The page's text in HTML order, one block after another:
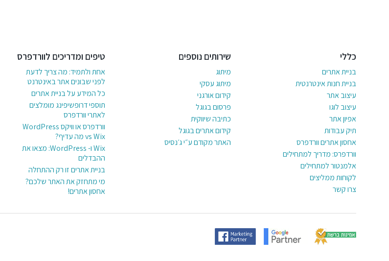
כללי
בניית אתרים
בניית חנות אינטרנטית
עיצוב אתר
עיצוב לוגו
אפיון אתר
תיק עבודות
אחסון אתרים וורדפרס
וורדפרס: מדריך למתחילים
אלמנטור למתחילים
לקוחות ממליצים
צרו קשר
שירותים נוספים
מיתוג
מיתוג עסקי
קידום אורגני
פרסום בגוגל
כתיבה שיווקית
קידום אתרים בגוגל
האתר מקודם ע״י ג׳נסיס
טיפים ומדריכים לוורדפרס
אחת ולתמיד: מה צריך לדעת
לפני שבונים אתר באינטרנט
כל המידע על בניית אתרים
תוספי דרופשיפינג מומלצים
לאתרי וורדפרס
וורדפרס או וויקס WordPress
vs Wix מה עדיף?
Wix ו- WordPress: מצאו את
ההבדלים
בניית אתרים זו רק ההתחלה
מי מתחזק את האתר שלכם?
אחסון אתרים!